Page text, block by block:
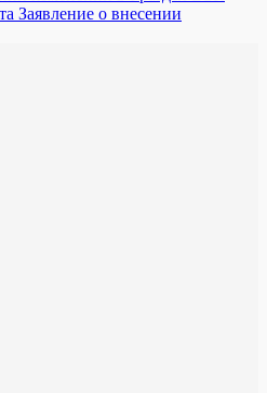
Заявление о внесении